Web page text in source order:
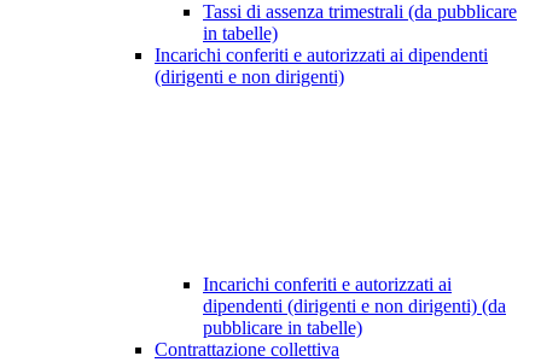
Tassi di assenza trimestrali (da pubblicare
in tabelle)
Incarichi conferiti e autorizzati ai dipendenti
(dirigenti e non dirigenti)
Incarichi conferiti e autorizzati ai
dipendenti (dirigenti e non dirigenti) (da
pubblicare in tabelle)
Contrattazione collettiva